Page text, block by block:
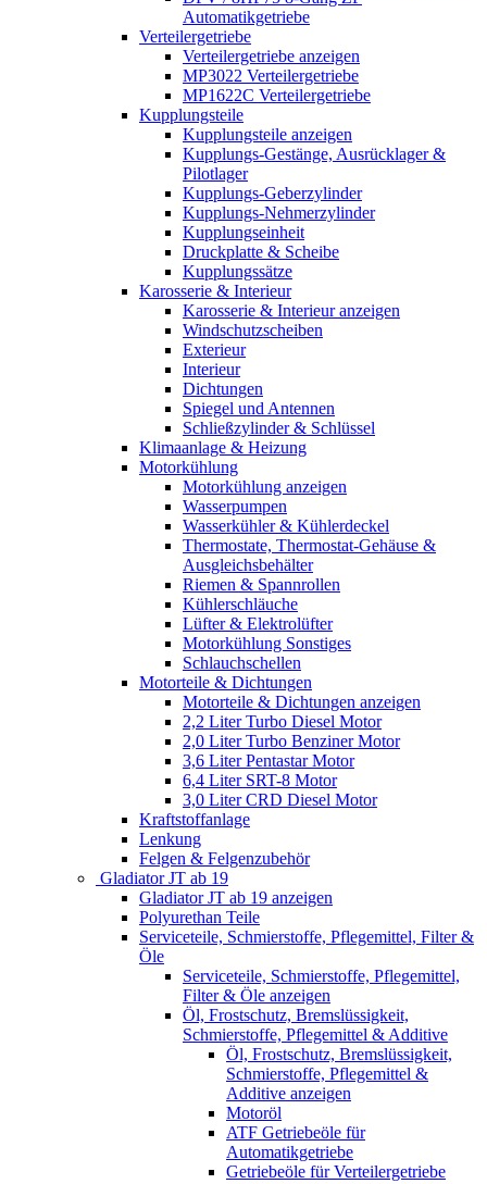
Automatikgetriebe
Verteilergetriebe
Verteilergetriebe anzeigen
MP3022 Verteilergetriebe
MP1622C Verteilergetriebe
Kupplungsteile
Kupplungsteile anzeigen
Kupplungs-Gestänge, Ausrücklager &
Pilotlager
Kupplungs-Geberzylinder
Kupplungs-Nehmerzylinder
Kupplungseinheit
Druckplatte & Scheibe
Kupplungssätze
Karosserie & Interieur
Karosserie & Interieur anzeigen
Windschutzscheiben
Exterieur
Interieur
Dichtungen
Spiegel und Antennen
Schließzylinder & Schlüssel
Klimaanlage & Heizung
Motorkühlung
Motorkühlung anzeigen
Wasserpumpen
Wasserkühler & Kühlerdeckel
Thermostate, Thermostat-Gehäuse &
Ausgleichsbehälter
Riemen & Spannrollen
Kühlerschläuche
Lüfter & Elektrolüfter
Motorkühlung Sonstiges
Schlauchschellen
Motorteile & Dichtungen
Motorteile & Dichtungen anzeigen
2,2 Liter Turbo Diesel Motor
2,0 Liter Turbo Benziner Motor
3,6 Liter Pentastar Motor
6,4 Liter SRT-8 Motor
3,0 Liter CRD Diesel Motor
Kraftstoffanlage
Lenkung
Felgen & Felgenzubehör
Gladiator JT ab 19
Gladiator JT ab 19 anzeigen
Polyurethan Teile
Serviceteile, Schmierstoffe, Pflegemittel, Filter &
Öle
Serviceteile, Schmierstoffe, Pflegemittel,
Filter & Öle anzeigen
Öl, Frostschutz, Bremslüssigkeit,
Schmierstoffe, Pflegemittel & Additive
Öl, Frostschutz, Bremslüssigkeit,
Schmierstoffe, Pflegemittel &
Additive anzeigen
Motoröl
ATF Getriebeöle für
Automatikgetriebe
Getriebeöle für Verteilergetriebe